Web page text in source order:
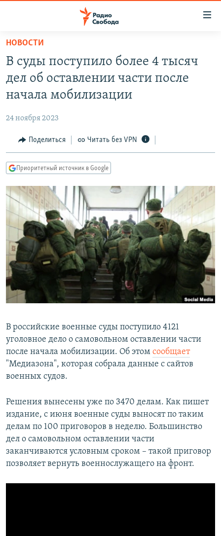
упрощенного
доступа
Вернуться
основному
Вернутся
Вернутся
поиску
ПОДКАСТЫ
АВТОРСКИЕ ПРОЕКТЫ
МНЕНИЯ
КУЛЬТУРА
КАВКАЗ.РЕАЛИИ
СЕВЕР.РЕАЛИИ
СИБИРЬ.РЕАЛИИ
РАСПИСАНИЕ ВЕЩАНИЯ
ПОДПИШИТЕСЬ НА РАССЫЛКУ
СОЦИАЛЬНЫЕ СЕТИ
Все сайты РСЕ/РС
НОВОСТИ
В суды поступило более 4 тысяч
дел об оставлении части после
начала мобилизации
24 ноября 2023
Поделиться Читать без VPN
Приоритетный источник в Google
В российские военные суды поступило 4121
уголовное дело о самовольном оставлении части
после начала мобилизации. Об этом сообщает
"Медиазона", которая собрала данные с сайтов
военных судов.
Решения вынесены уже по 3470 делам. Как пишет
издание, с июня военные суды выносят по таким
делам по 100 приговоров в неделю. Большинство
дел о самовольном оставлении части
заканчиваются условным сроком – такой приговор
позволяет вернуть военнослужащего на фронт.